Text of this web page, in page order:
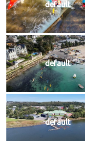
default
default
default